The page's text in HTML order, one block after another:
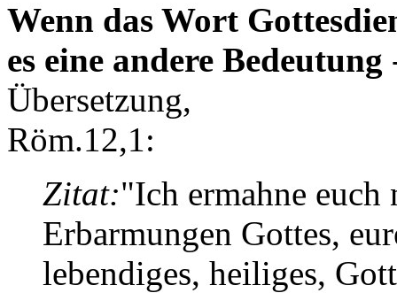
Wenn das Wort
es eine andere Bedeutung
Übersetzung,
Röm.12,1:
Zitat:"Ich ermahne
Erbarmungen Gottes,
lebendiges, heiliges,